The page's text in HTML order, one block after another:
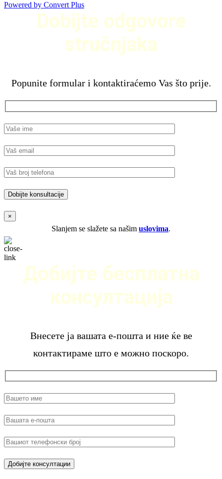
Powered by Convert Plus
Dobijte odgovore
stručnjaka
Popunite formular i kontaktiraćemo Vas što prije.
×
Slanjem se slažete sa našim uslovima.
Добијте бесплатна
консултација
Внесете ја вашата е-пошта и ние ќе ве
контактираме што е можно поскоро.